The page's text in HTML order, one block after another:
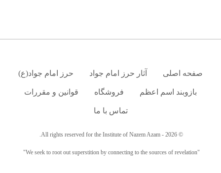
صفحه اصلی آثار حرز امام جواد حرز امام جواد(ع)
بازوبند اسم اعظم فروشگاه قوانین و مقررات
تماس با ما
© 2026 - All rights reserved for the Institute of Nazem Azam.
"We seek to root out superstition by connecting to the sources of revelation"